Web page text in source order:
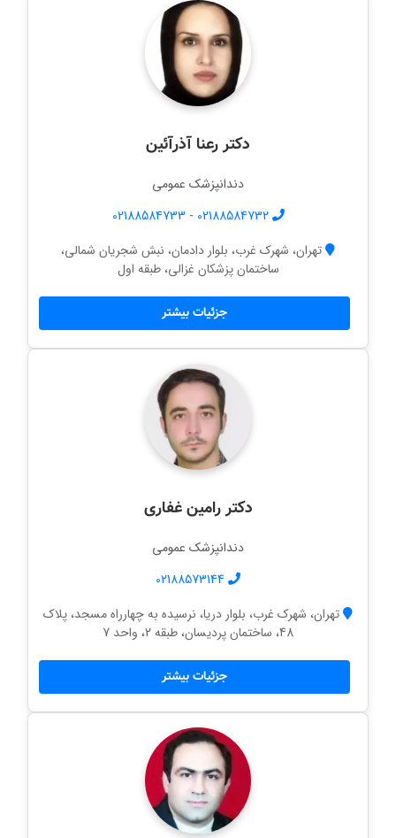
دکتر رعنا آذرآئین
دندانپزشک عمومی
02188584732
-
02188584733
تهران، شهرک غرب، بلوار دادمان، نبش شجریان شمالی،
ساختمان پزشکان غزالی، طبقه اول
جزئیات بیشتر
دکتر رامین غفاری
دندانپزشک عمومی
02188573144
تهران، شهرک غرب، بلوار دریا، نرسیده به چهارراه مسجد، پلاک
48، ساختمان پردیسان، طبقه 2، واحد 7
جزئیات بیشتر